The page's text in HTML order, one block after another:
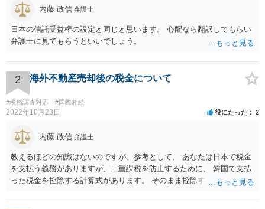
内藤 政信 弁護士
日本の信託受益権の設定と同じと思います。 心配なら翻訳してもらい
弁護士に見てもらうといいでしょう。
2 海外不動産売却後の税金について
#税務調査対応 #国際相続
2022年10月23日 役にたった 2
内藤 政信 弁護士
教えるほどの知識はないのですが、参考として、 あなたは日本で税金
を支払う義務がありますが、二重課税を防止するために、 韓国で支払
った税金を控除する計算式があります。 そのまま控除するわけではな
談にいかれて、確定申告時の知識を習得されるといい でしょう。